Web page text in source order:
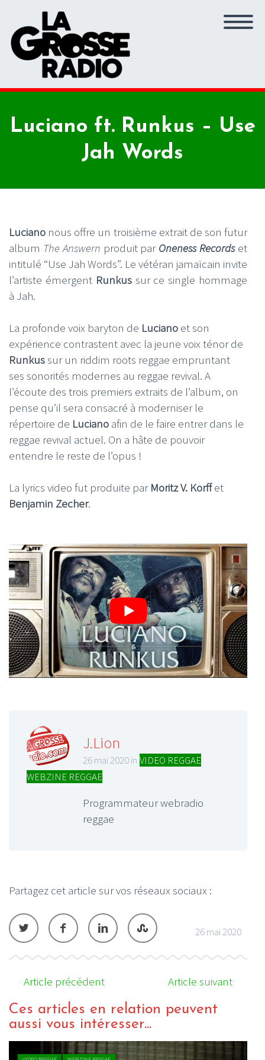
Luciano ft. Runkus – Use
Jah Words
Luciano nous offre un troisième extrait de son futur
album The Answern produit par Oneness Recordset
intitulé “Use Jah Words”. Le vétéran jamaïcain invite
l’artiste émergent Runkussur ce single hommage
à Jah.
La profonde voix baryton de Luciano et son
expérience contrastent avec la jeune voix ténor de
Runkussur un riddim roots reggae empruntant
ses sonorités modernes au reggae revival. A
l’écoute des trois premiers extraits de l’album, on
pense qu’il sera consacré à moderniser le
répertoire de Luciano afin de le faire entrer dans le
reggae revival actuel. On a hâte de pouvoir
entendre le reste de l’opus !
La lyrics video fut produite par Moritz V. Korffet
Benjamin Zecher.
J.Lion
26 mai 2020 in VIDEO REGGAE
WEBZINE REGGAE
Programmateur webradio
reggae
Partagez cet article sur vos réseaux sociaux :
26 mai 2020
Article précédent Article suivant
Ces articles en relation peuvent
aussi vous intéresser...